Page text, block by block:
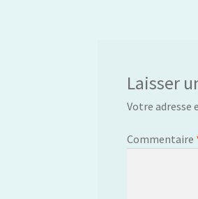
Laisser
Votre adresse
Commentaire